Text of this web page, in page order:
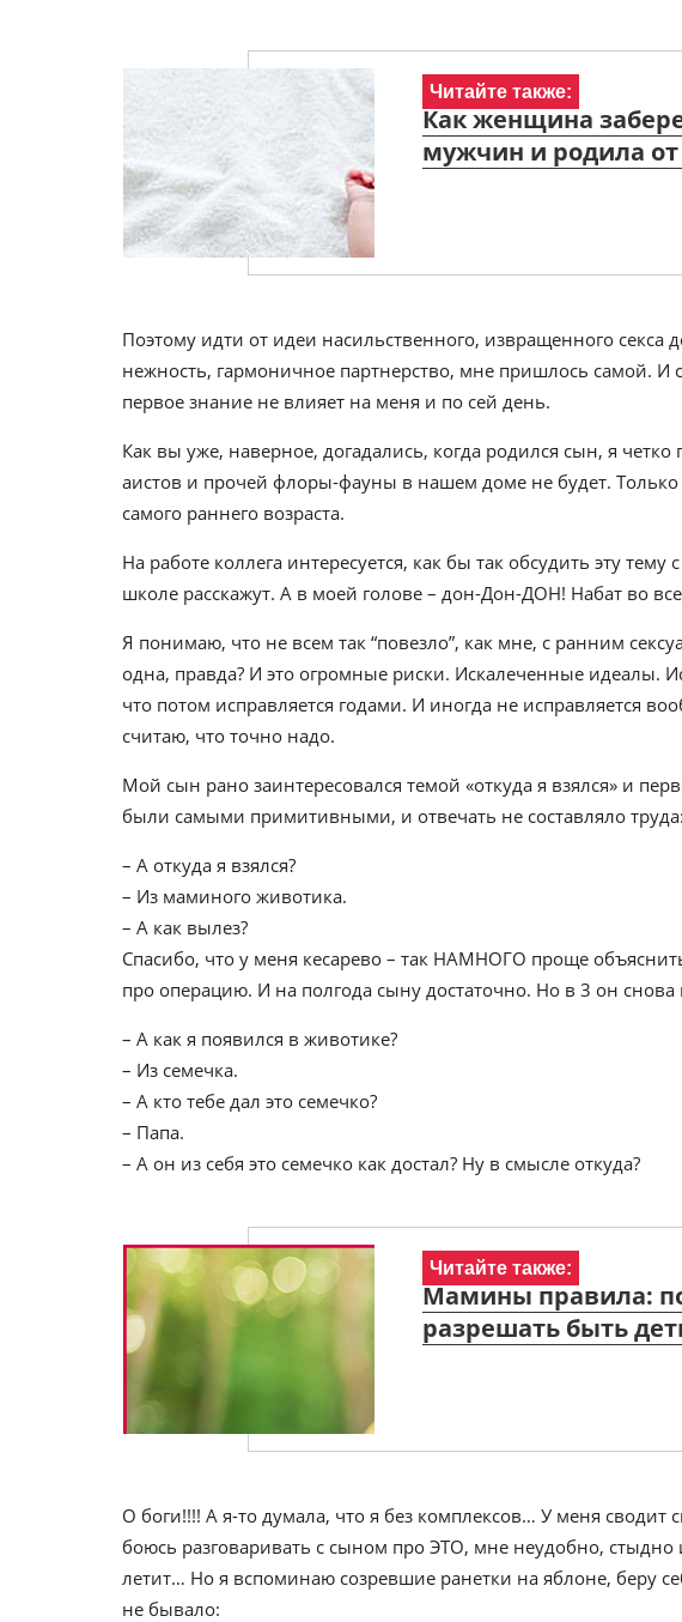
Читайте также:
Как женщина
мужчин и родила
Поэтому идти от идеи насильственного, извращенного секса
нежность, гармоничное партнерство, мне пришлось самой. И
первое знание не влияет на меня и по сей день.
Как вы уже, наверное, догадались, когда родился сын, я
аистов и прочей флоры-фауны в нашем доме не будет.
самого раннего возраста.
На работе коллега интересуется, как бы так обсудить эту
школе расскажут. А в моей голове – дон-Дон-ДОН! Набат во
Я понимаю, что не всем так “повезло”, как мне, с ранним
одна, правда? И это огромные риски. Искалеченные идеалы.
что потом исправляется годами. И иногда не исправляется
считаю, что точно надо.
Мой сын рано заинтересовался темой «откуда я взялся» и
были самыми примитивными, и отвечать не составляло труда:
– А откуда я взялся?
– Из маминого животика.
– А как вылез?
Спасибо, что у меня кесарево – так НАМНОГО проще
про операцию. И на полгода сыну достаточно. Но в 3 он снова
– А как я появился в животике?
– Из семечка.
– А кто тебе дал это семечко?
– Папа.
– А он из себя это семечко как достал? Ну в смысле откуда?
Читайте также:
Мамины правила:
разрешать быть
О боги!!!! А я-то думала, что я без комплексов… У меня сводит
боюсь разговаривать с сыном про ЭТО, мне неудобно, стыдно
летит… Но я вспоминаю созревшие ранетки на яблоне, беру
не бывало: